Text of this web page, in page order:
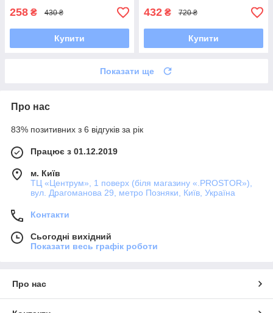
258 ₴ 430 ₴
Купити
432 ₴ 720 ₴
Купити
Показати ще
Про нас
83% позитивних з 6 відгуків за рік
Працює з 01.12.2019
м. Київ
ТЦ «Центрум», 1 поверх (біля магазину «.PROSTOR»),
вул. Драгоманова 29, метро Позняки, Київ, Україна
Контакти
Сьогодні вихідний
Показати весь графік роботи
Про нас